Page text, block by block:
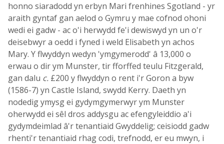
honno siaradodd yn erbyn Mari frenhines Sgotland - yr
araith gyntaf gan aelod o Gymru y mae cofnod ohoni
wedi ei gadw - ac o'i herwydd fe'i dewiswyd yn un o'r
deisebwyr a oedd i fyned i weld Elisabeth yn achos
Mary. Y flwyddyn wedyn 'ymgymerodd' â 13,000 o
erwau o dir ym Munster, tir fforffed teulu Fitzgerald,
gan dalu c. £200 y flwyddyn o rent i'r Goron a byw
(1586-7) yn Castle Island, swydd Kerry. Daeth yn
nodedig ymysg ei gydymgymerwyr ym Munster
oherwydd ei sêl dros addysgu ac efengyleiddio a'i
gydymdeimlad â'r tenantiaid Gwyddelig; ceisiodd gadw
rhenti'r tenantiaid rhag codi, trefnodd, er eu mwyn, i